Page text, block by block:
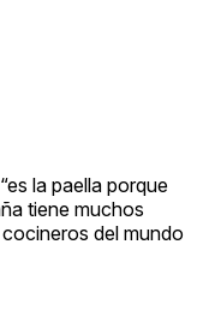
la paella porque
tiene muchos
del mundo